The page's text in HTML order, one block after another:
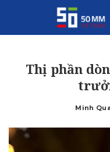
Thị phần
Posted
Minh